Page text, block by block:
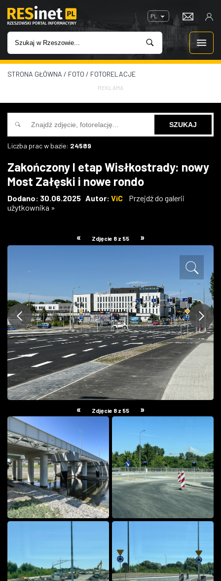
PL
WIADOMOŚCI
INWESTYCJE
IMPREZY
W KINACH
GASTRONOMIA
STRONA GŁÓWNA / FOTO / FOTORELACJE
REKLAMA
Liczba prac w bazie: 24589
Zakończony I etap Wisłkostrady: nowy
Most Załęski i nowe rondo
Dodano: 30.06.2025 Autor: ViC
Przejdź do galerii
użytkownika »
« Zdjęcie 8 z 55 »
« Zdjęcie 8 z 55 »